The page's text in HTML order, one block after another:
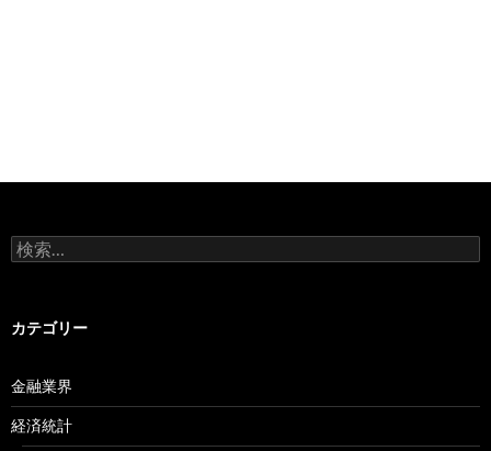
検
索:
カテゴリー
金融業界
経済統計